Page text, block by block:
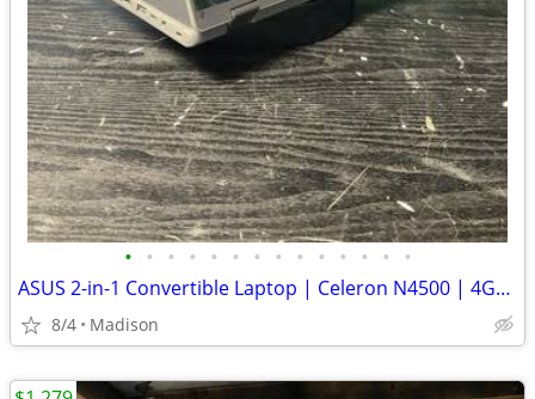
• • • • • • • • • • • • • •
ASUS 2-in-1 Convertible Laptop | Celeron N4500 | 4GB RAM | 128GB SSD
8/4 Madison